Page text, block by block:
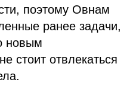
поэтому Овнам
ранее задачи,
новым
стоит отвлекаться